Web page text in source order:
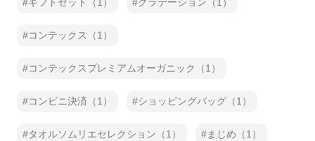
ギフトセット（1） グラデーション（1）
コンテックス（1）
コンテックスプレミアムオーガニック（1）
コンビニ決済（1） ショッピングバッグ（1）
タオルソムリエセレクション（1） まじめ（1）